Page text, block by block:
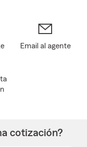
Email al agente
cotización?